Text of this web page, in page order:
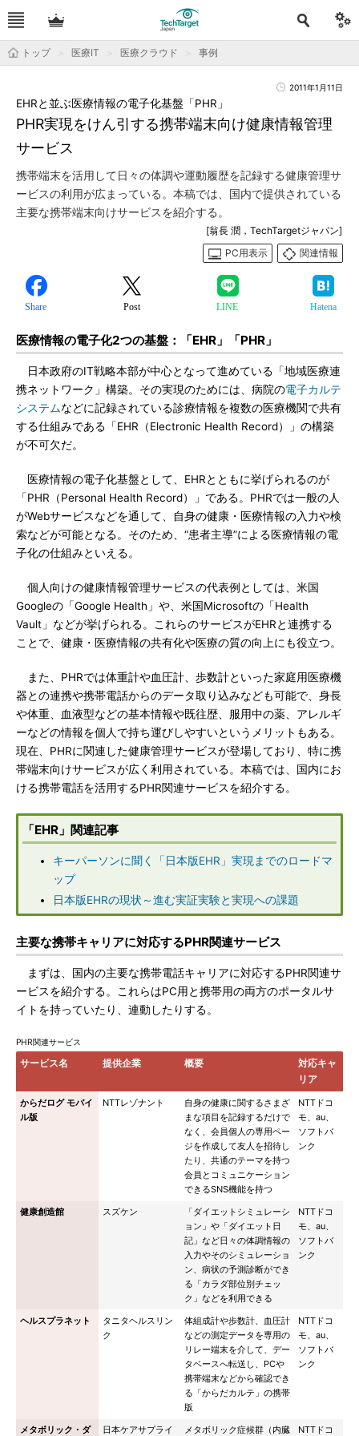
トップ 医療IT 医療クラウド 事例
2011年1月11日
PHR実現をけん引する携帯端末向け健康情報管理
サービス
EHRと並ぶ医療情報の電子化基盤「PHR」
携帯端末を活用して日々の体調や運動履歴を記録する健康管理サ
ービスの利用が広まっている。本稿では、国内で提供されている
主要な携帯端末向けサービスを紹介する。
[翁長 潤，TechTargetジャパン]
PC用表示
関連情報
Share Post LINE Hatena
医療情報の電子化2つの基盤：「EHR」「PHR」
日本政府のIT戦略本部が中心となって進めている「地域医療連
携ネットワーク」構築。その実現のためには、病院の電子カルテ
システムなどに記録されている診療情報を複数の医療機関で共有
する仕組みである「EHR（Electronic Health Record）」の構築
が不可欠だ。
医療情報の電子化基盤として、EHRとともに挙げられるのが
「PHR（Personal Health Record）」である。PHRでは一般の人
がWebサービスなどを通して、自身の健康・医療情報の入力や検
索などが可能となる。そのため、“患者主導”による医療情報の電
子化の仕組みといえる。
個人向けの健康情報管理サービスの代表例としては、米国
Googleの「Google Health」や、米国Microsoftの「Health
Vault」などが挙げられる。これらのサービスがEHRと連携する
ことで、健康・医療情報の共有化や医療の質の向上にも役立つ。
また、PHRでは体重計や血圧計、歩数計といった家庭用医療機
器との連携や携帯電話からのデータ取り込みなども可能で、身長
や体重、血液型などの基本情報や既往歴、服用中の薬、アレルギ
ーなどの情報を個人で持ち運びしやすいというメリットもある。
現在、PHRに関連した健康管理サービスが登場しており、特に携
帯端末向けサービスが広く利用されている。本稿では、国内にお
ける携帯電話を活用するPHR関連サービスを紹介する。
「EHR」関連記事
キーパーソンに聞く「日本版EHR」実現までのロードマ
ップ
日本版EHRの現状～進む実証実験と実現への課題
主要な携帯キャリアに対応するPHR関連サービス
まずは、国内の主要な携帯電話キャリアに対応するPHR関連サ
ービスを紹介する。これらはPC用と携帯用の両方のポータルサ
イトを持っていたり、連動したりする。
PHR関連サービス
サービス名 提供企業 概要
対応キャ
リア
からだログ モバイ
ル版
NTTレゾナント
自身の健康に関するさまざ
まな項目を記録するだけで
なく、会員個人の専用ペー
ジを作成して友人を招待し
たり、共通のテーマを持つ
会員とコミュニケーション
できるSNS機能を持つ
NTTドコ
モ、au、
ソフトバ
ンク
健康創造館 スズケン
「ダイエットシミュレーシ
ョン」や「ダイエット日
記」など日々の体調情報の
入力やそのシミュレーショ
ン、病状の予測診断ができ
る「カラダ部位別チェッ
ク」などを利用できる
NTTドコ
モ、au、
ソフトバ
ンク
ヘルスプラネット
タニタヘルスリン
ク
体組成計や歩数計、血圧計
などの測定データを専用の
リレー端末を介して、デー
タベースへ転送し、PCや
携帯端末などから確認でき
る「からだカルテ」の携帯
版
NTTドコ
モ、au、
ソフトバ
ンク
メタボリック・ダ 日本ケアサプライ メタボリック症候群（内臓 NTTドコ